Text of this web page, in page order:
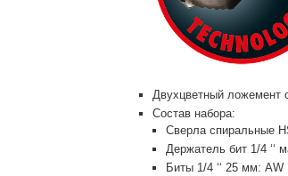
Двухцветный ложемент
Состав набора:
Сверла спиральные
Держатель бит 1/4 ‘‘
Биты 1/4 ‘‘ 25 мм: